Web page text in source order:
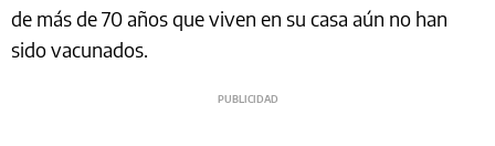
de más de 70 años que viven en su casa aún no han
sido vacunados.